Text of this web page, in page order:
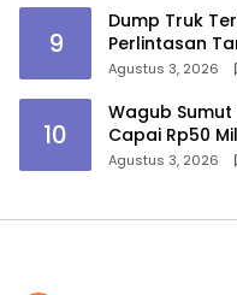
9
Dump Truk
Perlintasan
Tewas
Agustus 3, 2026
10
Wagub Sumut
Capai Rp50
Agustus 3, 2026